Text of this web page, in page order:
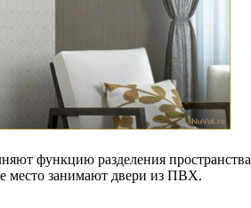
функцию разделения
место занимают двери из ПВХ.